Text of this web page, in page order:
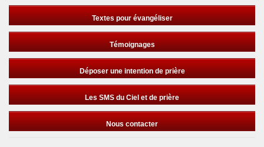
Textes pour évangéliser
Témoignages
Déposer une intention de prière
Les SMS du Ciel et de prière
Nous contacter